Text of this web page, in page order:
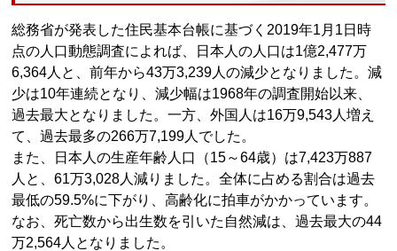
総務省が発表した住民基本台帳に基づく2019年1月1日時
点の人口動態調査によれば、日本人の人口は1億2,477万
6,364人と、前年から43万3,239人の減少となりました。減
少は10年連続となり、減少幅は1968年の調査開始以来、
過去最大となりました。一方、外国人は16万9,543人増え
て、過去最多の266万7,199人でした。
また、日本人の生産年齢人口（15～64歳）は7,423万887
人と、61万3,028人減りました。全体に占める割合は過去
最低の59.5%に下がり、高齢化に拍車がかかっています。
なお、死亡数から出生数を引いた自然減は、過去最大の44
万2,564人となりました。